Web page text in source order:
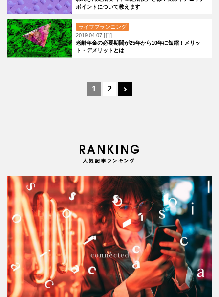
ポイントについて教えます
ライフプランニング
2019.04.07 [日]
老齢年金の必要期間が25年から10年に短縮！メリッ
ト・デメリットとは
1 2